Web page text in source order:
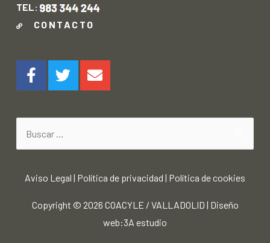
TEL:
CONTACTO
Aviso Legal | Política de privacidad | Política de cookies
Copyright © 2026 COACYLE / VALLADOLID | Diseño
web:3A estudio